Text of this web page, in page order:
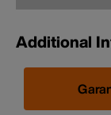
Additional